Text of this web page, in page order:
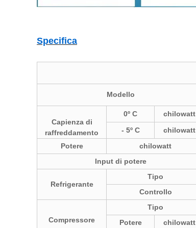
Specifica
Modello
Capienza di
raffreddamento
0º C chilowatt
- 5º C
chilowatt
Potere
chilowatt
Input di potere
Refrigerante
Tipo
Controllo
Compressore
Tipo
Potere
chilowatt